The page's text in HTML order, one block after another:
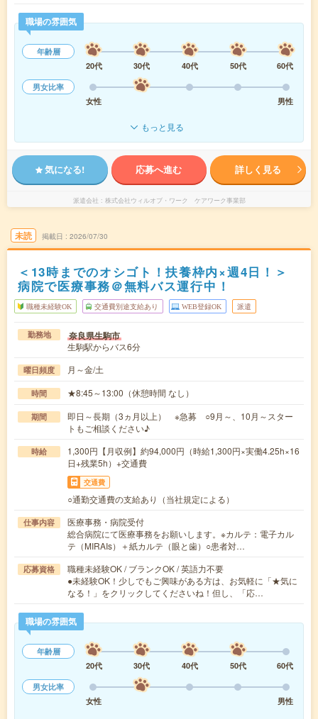
職場の雰囲気
年齢層
20代
30代 40代 50代
60代
男女比率
女性
男性
もっと見る
気になる! 応募へ進む 詳しく見る
派遣会社 株式会社ウィルオブ・ワーク ケアワーク事業部
未読 掲載日 2026/07/30
＜13時までのオシゴト！扶養枠内×週4日！＞
病院で医療事務＠無料バス運行中！
職種未経験OK 交通費別途支給あり WEB登録OK 派遣
勤務地 奈良県生駒市
生駒駅からバス6分
曜日頻度 月～金/土
時間 ★8:45～13:00（休憩時間 なし）
期間
即日～長期（3ヵ月以上） ※急募 ○9月～、10月～スター
トもご相談ください♪
時給
1,300円【月収例】約94,000円（時給1,300円×実働4.25h×16
日+残業5h）+交通費
交通費
○通勤交通費の支給あり（当社規定による）
仕事内容
医療事務・病院受付
総合病院にて医療事務をお願いします。※カルテ：電子カル
テ（MIRAIs）＋紙カルテ（眼と歯）○患者対…
応募資格
職種未経験OK / ブランクOK / 英語力不要
●未経験OK！少しでもご興味がある方は、お気軽に「★気に
なる！」をクリックしてくださいね！但し、「応…
職場の雰囲気
年齢層
20代
30代 40代 50代
60代
男女比率
女性
男性